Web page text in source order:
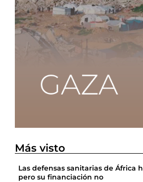
Más visto
Las defensas sanitarias de África
pero su financiación no